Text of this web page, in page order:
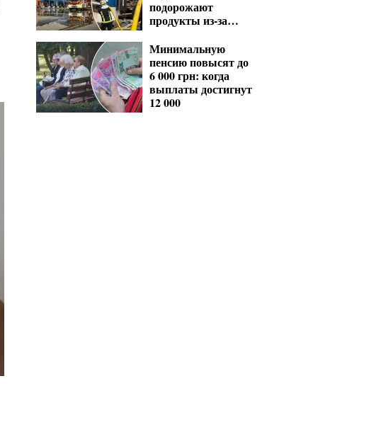
подорожают
продукты из-за
Минимальную
пенсию повысят до
6 000 грн: когда
выплаты достигнут
12 000